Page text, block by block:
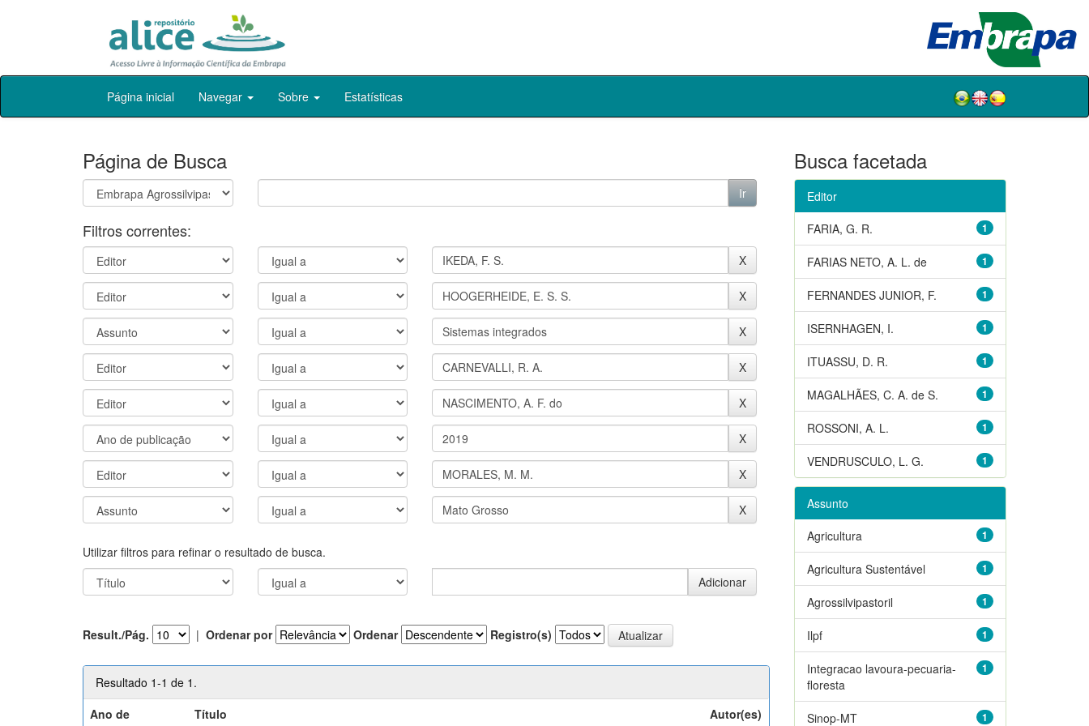
Skip
Página inicial Navegar Sobre Estatísticas
Página de Busca
Filtros correntes:
Utilizar filtros para refinar o resultado de busca.
Result./Pág. | Ordenar por Ordenar Registro(s)
Resultado 1-1 de 1.
Ano de
Título Autor(es)
Busca facetada
Editor
1
FARIA, G. R.
1
FARIAS NETO, A. L. de
1
FERNANDES JUNIOR, F.
1
ISERNHAGEN, I.
1
ITUASSU, D. R.
1
MAGALHÃES, C. A. de S.
1
ROSSONI, A. L.
1
VENDRUSCULO, L. G.
Assunto
1
Agricultura
1
Agricultura Sustentável
1
Agrossilvipastoril
1
Ilpf
1
Integracao lavoura-pecuaria-
floresta
1
Sinop-MT